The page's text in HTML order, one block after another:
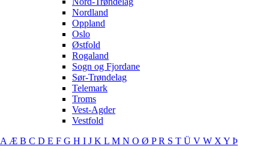
Nordland
Oppland
Oslo
Østfold
Rogaland
Sogn og Fjordane
Sør-Trøndelag
Telemark
Troms
Vest-Agder
Vestfold
AÆ B C D E F G H I J K L M N O Ø PR S T Ü V W XY Þ